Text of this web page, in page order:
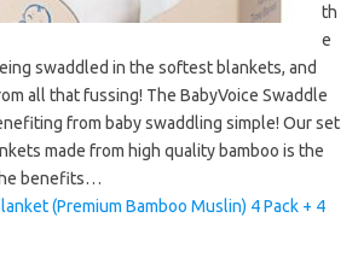
th
e
swaddled in the softest blankets, and
all that fussing! The BabyVoice Swaddle
from baby swaddling simple! Our set
made from high quality bamboo is the
benefits…
(Premium Bamboo Muslin) 4 Pack + 4